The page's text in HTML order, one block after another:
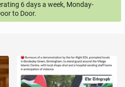
6 days a week, Monday-
to Door.